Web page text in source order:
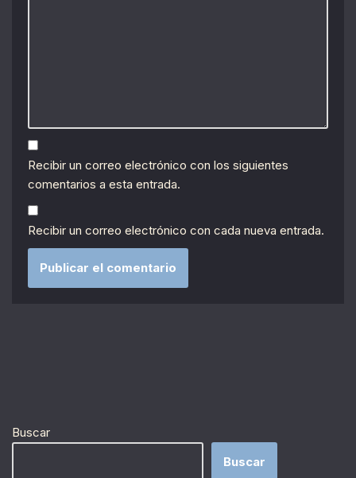
Recibir un correo electrónico con los siguientes
comentarios a esta entrada.
Recibir un correo electrónico con cada nueva entrada.
Buscar
Buscar